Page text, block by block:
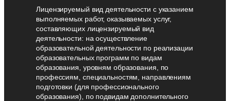
Лицензируемый вид деятельности с указанием
выполняемых работ, оказываемых услуг,
составляющих лицензируемый вид
деятельности: на осуществление
образовательной деятельности по реализации
образовательных программ по видам
образования, уровням образования, по
профессиям, специальностям, направлениям
подготовки (для профессионального
образования), по подвидам дополнительного